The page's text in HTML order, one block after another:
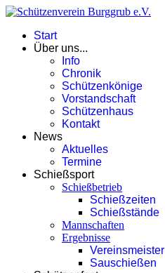
Start
Über uns...
Info
Chronik
Schützenkönige
Vorstandschaft
Schützenhaus
Kontakt
News
Aktuelles
Termine
Schießsport
Schießbetrieb
Schießzeiten
Schießstände
Mannschaften
Ergebnisse
Vereinsmeister
Sauschießen